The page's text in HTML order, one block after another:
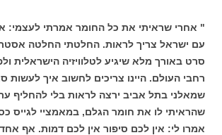
" אחרי שראיתי את כל החומר אמרתי לעצמי:
עם ישראל צריך לראות. החלטתי החלטה
סרט באורך מלא שיגיע לטלוויזיה הישראלית
רחבי העולם. היינו צריכים לחשוב איך לעשות
שמאלני בתל אביב ירצה לראות בלי להחליף
שהראיתי לו את חומר הגלם, במאמציי לגייס
אמרו לי: אין לכם סיפור אין לכם דמות. אף